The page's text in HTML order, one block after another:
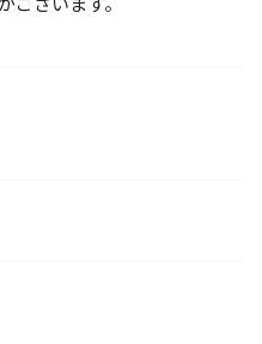
ございます。